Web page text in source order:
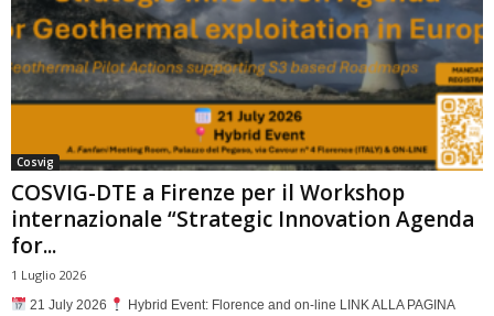
Cosvig
COSVIG-DTE a Firenze per il Workshop
internazionale “Strategic Innovation Agenda
for...
1 Luglio 2026
21 July 2026
Hybrid Event: Florence and on-line LINK ALLA PAGINA